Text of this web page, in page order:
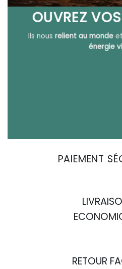
OUVREZ
Ils nous relient au mondeet
énergie
PAIEMENT
RETOUR